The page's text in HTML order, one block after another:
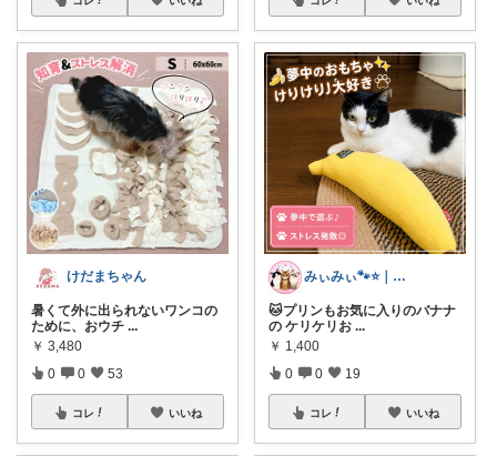
けだまちゃん
暑くて外に出られないワンコの
ために、おウチ ...
￥ 3,480
0 0 53
コレ いいね
みぃみぃ🐾⭐｜猫と暮らすROOM
🐱プリンもお気に入りのバナナ
の ケリケリお ...
￥ 1,400
0 0 19
コレ いいね